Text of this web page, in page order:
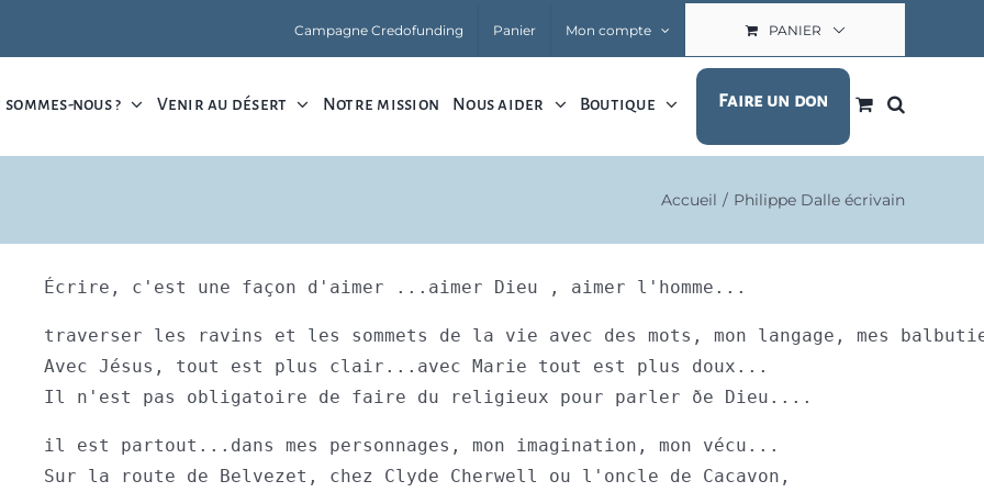
Campagne Credofunding Panier Mon compte PANIER
sommes-nous ? Venir au désert Notre mission Nous aider Boutique Faire un don
Accueil Philippe Dalle écrivain
Écrire, c'est une façon d'aimer ...aimer Dieu , aimer l'homme...
traverser les ravins et les sommets de la vie avec des mots, mon langage, mes
Avec Jésus, tout est plus clair...avec Marie tout est plus doux...
Il n'est pas obligatoire de faire du religieux pour parler ðe Dieu....
il est partout...dans mes personnages, mon imagination, mon vécu...
Sur la route de Belvezet, chez Clyde Cherwell ou l'oncle de Cacavon,